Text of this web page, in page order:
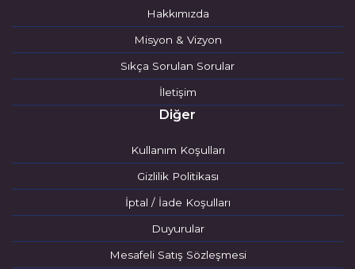
Hakkımızda
Misyon & Vizyon
Sıkça Sorulan Sorular
İletişim
Diğer
Kullanım Koşulları
Gizlilik Politikası
İptal / İade Koşulları
Duyurular
Mesafeli Satış Sözleşmesi